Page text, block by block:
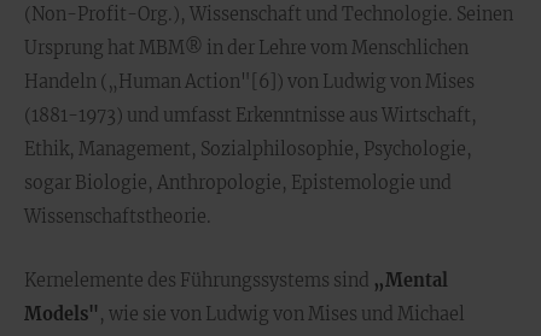
(Non-Profit-Org.), Wissenschaft und Technologie. Seinen
Ursprung hat MBM® in der Lehre vom Menschlichen
Handeln („Human Action"[6]) von Ludwig von Mises
(1881-1973) und umfasst Erkenntnisse aus Wirtschaft,
Ethik, Management, Sozialphilosophie, Psychologie,
sogar Biologie, Anthropologie, Epistemologie und
Wissenschaftstheorie.
Kernelemente des Führungssystems sind „Mental
Models" , wie sie von Ludwig von Mises und Michael